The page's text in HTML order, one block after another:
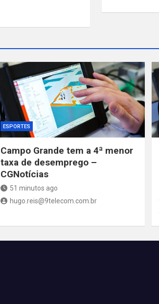
ESPORTES
Campo Grande tem a 4ª menor
taxa de desemprego –
CGNotícias
51 minutos ago
hugo.reis@9telecom.com.br